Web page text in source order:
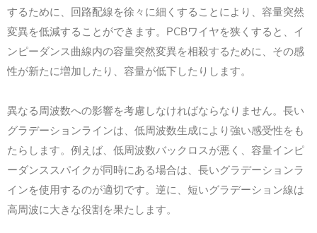
するために、回路配線を徐々に細くすることにより、容量突然
変異を低減することができます。 PCBワイヤを狭くすると、イ
ンピーダンス曲線内の容量突然変異を相殺するために、その感
性が新たに増加したり、容量が低下したりします。
異なる周波数への影響を考慮しなければならなりません。長い
グラデーションラインは、低周波数生成により強い感受性をも
たらします。例えば、低周波数バックロスが悪く、容量インピ
ーダンススパイクが同時にある場合は、長いグラデーションラ
インを使用するのが適切です。逆に、短いグラデーション線は
高周波に大きな役割を果たします。